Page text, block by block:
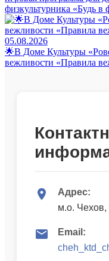
физкультурника «Будь в
05.08.2026
🌟В Доме Культуры
вежливости «Правила
Адрес:
м.о. Чехов,
Email: